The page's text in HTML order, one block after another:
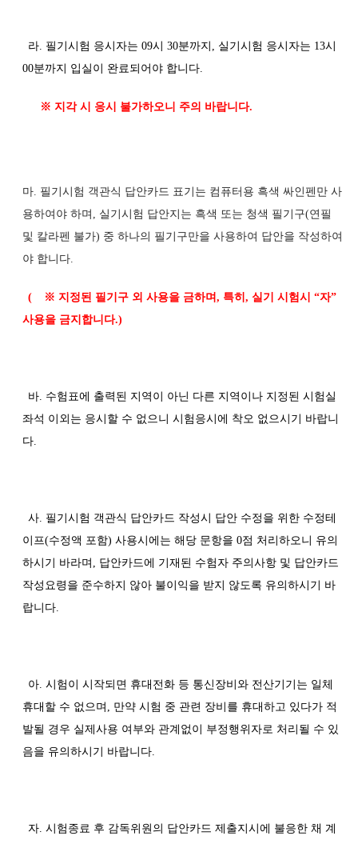
라. 필기시험 응시자는 09시 30분까지, 실기시험 응시자는 13시
00분까지 입실이 완료되어야 합니다.
※ 지각 시 응시 불가하오니 주의 바랍니다.
마. 필기시험 객관식 답안카드 표기는 컴퓨터용 흑색 싸인펜만 사
용하여야 하며, 실기시험 답안지는 흑색 또는 청색 필기구(연필
및 칼라펜 불가) 중 하나의 필기구만을 사용하여 답안을 작성하여
야 합니다.
( ※ 지정된 필기구 외 사용을 금하며, 특히,실기 시험시“자”
사용을 금지합니다.)
바. 수험표에 출력된 지역이 아닌 다른 지역이나 지정된 시험실
좌석 이외는 응시할 수 없으니 시험응시에 착오 없으시기 바랍니
다.
사. 필기시험 객관식 답안카드 작성시 답안 수정을 위한 수정테
이프(수정액 포함) 사용시에는 해당 문항을 0점 처리하오니 유의
하시기 바라며, 답안카드에 기재된 수험자 주의사항 및 답안카드
작성요령을 준수하지 않아 불이익을 받지 않도록 유의하시기 바
랍니다.
아. 시험이 시작되면 휴대전화 등 통신장비와 전산기기는 일체
휴대할 수 없으며, 만약 시험 중 관련 장비를 휴대하고 있다가 적
발될 경우 실제사용 여부와 관계없이 부정행위자로 처리될 수 있
음을 유의하시기 바랍니다.
자. 시험종료 후 감독위원의 답안카드 제출지시에 불응한 채 계